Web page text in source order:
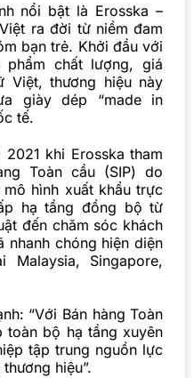
nổi bật là Erosska –
ra đời từ niềm đam
bạn trẻ. Khởi đầu với
chất lượng, giá
Việt, thương hiệu này
giày dép “made in
tế.
khi Erosska tham
Toàn cầu (SIP) do
hình xuất khẩu trực
hạ tầng đồng bộ từ
đến chăm sóc khách
nhanh chóng hiện diện
Singapore,
“Với Bán hàng Toàn
toàn bộ hạ tầng xuyên
tập trung nguồn lực
hiệu”.